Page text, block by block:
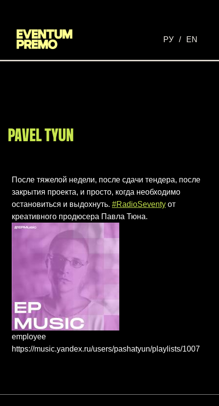
РУ / EN
PAVEL TYUN
После тяжелой недели, после сдачи тендера, после
закрытия проекта, и просто, когда необходимо
остановиться и выдохнуть. #RadioSeventy от
креативного продюсера Павла Тюна.
employee
https://music.yandex.ru/users/pashatyun/playlists/1007